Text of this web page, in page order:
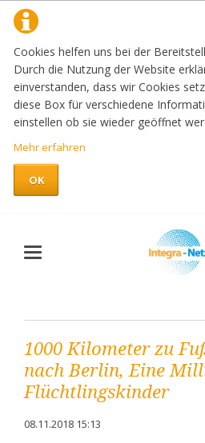
Cookies helfen uns bei der
Durch die Nutzung der Website
einverstanden, dass wir Cookies
diese Box für verschiedene
einstellen ob sie wieder geöffnet
Mehr erfahren
OK
1000 Kilometer zu
nach Berlin, Eine
Flüchtlingskinder
08.11.2018 15:13